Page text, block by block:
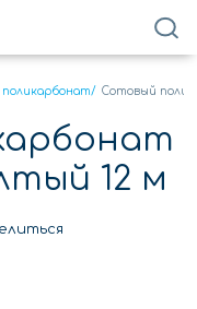
/ Сотовый
12 м